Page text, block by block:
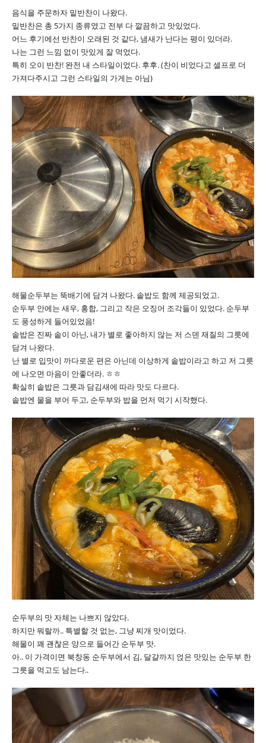
음식을 주문하자 밑반찬이 나왔다.
밑반찬은 총 5가지 종류였고 전부 다 깔끔하고 맛있었다.
어느 후기에선 반찬이 오래된 것 같다, 냄새가 난다는 평이 있더라.
나는 그런 느낌 없이 맛있게 잘 먹었다.
특히 오이 반찬! 완전 내 스타일이었다. 후후. (찬이 비었다고 셀프로 더
가져다주시고 그런 스타일의 가게는 아님)
해물순두부는 뚝배기에 담겨 나왔다. 솥밥도 함께 제공되었고.
순두부 안에는 새우, 홍합, 그리고 작은 오징어 조각들이 있었다. 순두부
도 풍성하게 들어있었음!
솥밥은 진짜 솥이 아닌, 내가 별로 좋아하지 않는 저 스덴 재질의 그릇에
담겨 나왔다.
난 별로 입맛이 까다로운 편은 아닌데 이상하게 솥밥이라고 하고 저 그릇
에 나오면 마음이 안좋더라. ㅎㅎ
확실히 솥밥은 그릇과 담김새에 따라 맛도 다르다.
솥밥엔 물을 부어 두고, 순두부와 밥을 먼저 먹기 시작했다.
순두부의 맛 자체는 나쁘지 않았다.
하지만 뭐랄까.. 특별할 것 없는, 그냥 찌개 맛이었다.
해물이 꽤 괜찮은 양으로 들어간 순두부 맛.
아.. 이 가격이면 북창동 순두부에서 김, 달걀까지 얹은 맛있는 순두부 한
그릇을 먹고도 남는다..